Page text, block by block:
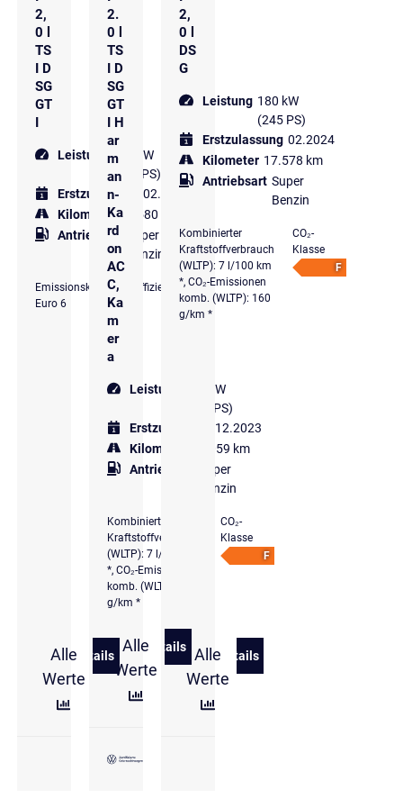
2,
0 l
TS
I D
SG
GT
I
Leistung 180 kW
(245 PS)
Erstzulassung
02.2023
Kilometer 28.580 km
Antriebsart
Super
Benzin
Emissionsklasse
Euro 6
Effizienzklasse
Alle
Werte
Details
zu Volkswagen Golf VIII 2,0 l TSI DSG GTI
2.
0 l
TS
I D
SG
GT
I H
ar
m
an
n-
Ka
rd
on
AC
C,
Ka
m
er
a
Leistung
180 kW
(245 PS)
Erstzulassung
12.2023
Kilometer
15.059 km
Antriebsart
Super
Benzin
Kombinierter
Kraftstoffverbrauch
(WLTP): 7 l/100 km
*, CO₂-Emissionen
komb. (WLTP): 160
g/km *
CO₂-
Klasse
F
Alle
Werte
Details
zu Volkswagen Golf VIII 2.0 l TSI DSG
2,
0 l
DS
G
Leistung 180 kW
(245 PS)
Erstzulassung 02.2024
Kilometer 17.578 km
Antriebsart Super
Benzin
Kombinierter
Kraftstoffverbrauch
(WLTP): 7 l/100 km
*, CO₂-Emissionen
komb. (WLTP): 160
g/km *
CO₂-
Klasse
F
Alle
Werte
Details
zu Volkswagen Golf GTI